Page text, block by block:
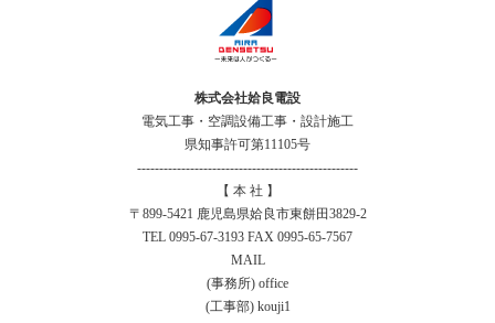
株式会社姶良電設
電気工事・空調設備工事・設計施工
県知事許可第11105号
--------------------------------------------------
【 本 社 】
〒899-5421 鹿児島県姶良市東餅田3829-2
TEL 0995-67-3193 FAX 0995-65-7567
MAIL
(事務所) office
(工事部) kouji1